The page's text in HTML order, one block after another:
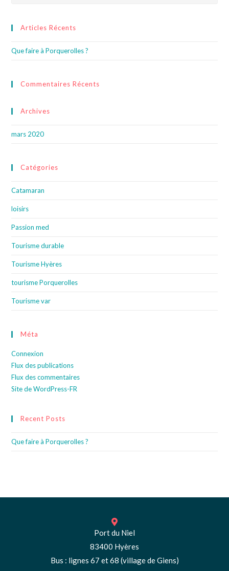
Articles Récents
Que faire à Porquerolles ?
Commentaires Récents
Archives
mars 2020
Catégories
Catamaran
loisirs
Passion med
Tourisme durable
Tourisme Hyères
tourisme Porquerolles
Tourisme var
Méta
Connexion
Flux des publications
Flux des commentaires
Site de WordPress-FR
Recent Posts
Que faire à Porquerolles ?
Port du Niel
83400 Hyères
Bus : lignes 67 et 68 (village de Giens)